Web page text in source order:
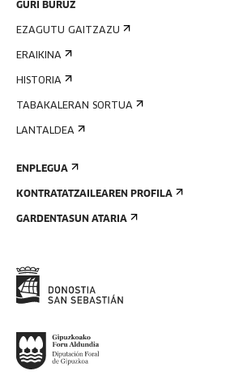
GURI BURUZ
EZAGUTU GAITZAZU
ERAIKINA
HISTORIA
TABAKALERAN SORTUA
LANTALDEA
ENPLEGUA
KONTRATATZAILEAREN PROFILA
GARDENTASUN ATARIA